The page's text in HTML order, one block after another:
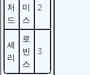
처
드
미
스
2
셰
리
로
빈
스
3